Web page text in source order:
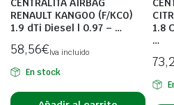
CENTRALITA AIRBAG
RENAULT KANGOO (F/KC0)
1.9 dTi Diesel | 0.97 – …
58,56€Iva incluido
En stock
1.8
…